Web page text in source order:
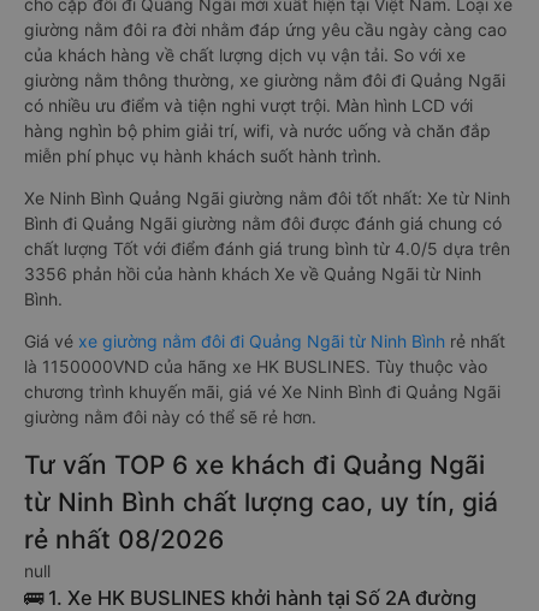
cho cặp đôi đi Quảng Ngãi mới xuất hiện tại Việt Nam. Loại xe
giường nằm đôi ra đời nhằm đáp ứng yêu cầu ngày càng cao
của khách hàng về chất lượng dịch vụ vận tải. So với xe
giường nằm thông thường, xe giường nằm đôi đi Quảng Ngãi
có nhiều ưu điểm và tiện nghi vượt trội. Màn hình LCD với
hàng nghìn bộ phim giải trí, wifi, và nước uống và chăn đắp
miễn phí phục vụ hành khách suốt hành trình.
Xe Ninh Bình Quảng Ngãi giường nằm đôi tốt nhất: Xe từ Ninh
Bình đi Quảng Ngãi giường nằm đôi được đánh giá chung có
chất lượng Tốt với điểm đánh giá trung bình từ 4.0/5 dựa trên
3356 phản hồi của hành khách Xe về Quảng Ngãi từ Ninh
Bình.
Giá vé xe giường nằm đôi đi Quảng Ngãi từ Ninh Bình rẻ nhất
là 1150000VND của hãng xe HK BUSLINES. Tùy thuộc vào
chương trình khuyến mãi, giá vé Xe Ninh Bình đi Quảng Ngãi
giường nằm đôi này có thể sẽ rẻ hơn.
Tư vấn TOP 6 xe khách đi Quảng Ngãi
từ Ninh Bình chất lượng cao, uy tín, giá
rẻ nhất 08/2026
null
🚌 1. Xe HK BUSLINES khởi hành tại Số 2A đường